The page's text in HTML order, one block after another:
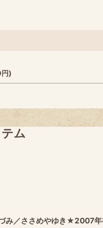
)
ム
／ささめやゆき★2007年